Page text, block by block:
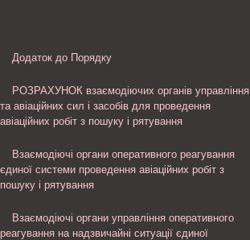
Додаток до Порядку
РОЗРАХУНОК взаємодіючих органів управління
та авіаційних сил і засобів для проведення
авіаційних робіт з пошуку і рятування
Взаємодіючі органи оперативного реагування
єдиної системи проведення авіаційних робіт з
пошуку і рятування
Взаємодіючі органи управління оперативного
реагування на надзвичайні ситуації єдиної